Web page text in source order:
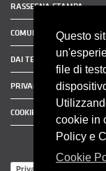
RASSEGNA STAMPA
COMUNICATI STAMPA
DAI TERRITORI
PRIVACY POLICY
COOKIE POLICY
Privacy Policy
Questo
file di
cookie in
Policy e
Cookie